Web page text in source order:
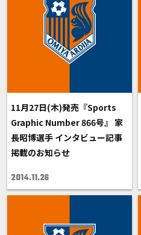
11月27日(木)発売『Sports
Graphic Number 866号』 家
長昭博選手 インタビュー記事
掲載のお知らせ
2014.11.26